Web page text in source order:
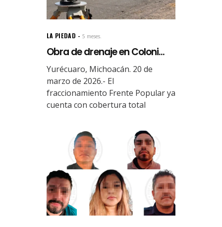
LA PIEDAD 5 meses.
Obra de drenaje en Coloni...
Yurécuaro, Michoacán. 20 de
marzo de 2026.- El
fraccionamiento Frente Popular ya
cuenta con cobertura total